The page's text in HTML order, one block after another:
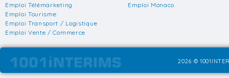
Emploi Télémarketing
Emploi Tourisme
Emploi Transport / Logistique
Emploi Vente / Commerce
Emploi Monaco
2026 ©